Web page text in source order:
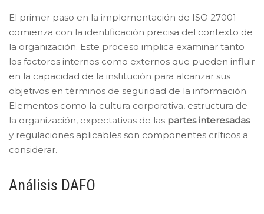
El primer paso en la implementación de ISO 27001
comienza con la identificación precisa del contexto de
la organización. Este proceso implica examinar tanto
los factores internos como externos que pueden influir
en la capacidad de la institución para alcanzar sus
objetivos en términos de seguridad de la información.
Elementos como la cultura corporativa, estructura de
la organización, expectativas de las partes interesadas
y regulaciones aplicables son componentes críticos a
considerar.
Análisis DAFO